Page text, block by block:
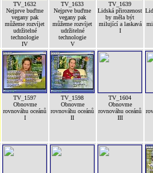
TV_1632
Nejprve buďme
vegany pak
můžeme rozvíjet
udržitelné
technologie
IV
TV_1633
Nejprve buďme
vegany pak
můžeme rozvíjet
udržitelné
technologie
V
TV_1639
Lidská přirozenost
by měla být
milující a laskavá
I
TV_1597
Obnovme
rovnováhu oceánů
I
TV_1598
Obnovme
rovnováhu oceánů
II
TV_1604
Obnovme
rovnováhu oceánů
III